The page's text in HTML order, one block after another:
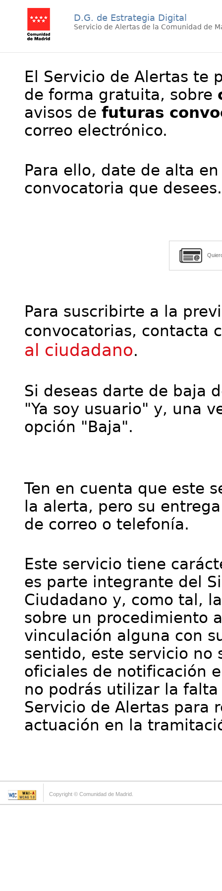
D.G. de Estrategia Digital
Servicio de Alertas de la Comunidad de
El Servicio de Alertas te
de forma gratuita, sobre
avisos de futuras
correo electrónico.
Para ello, date de alta
convocatoria que desees.
Para suscribirte a la
convocatorias, contacta
al ciudadano.
Si deseas darte de baja
"Ya soy usuario" y, una
opción "Baja".
Ten en cuenta que este
la alerta, pero su
de correo o telefonía.
Este servicio tiene
es parte integrante del
Ciudadano y, como tal,
sobre un procedimiento
vinculación alguna con
sentido, este servicio no
oficiales de notificación
no podrás utilizar la
Servicio de Alertas para
actuación en la
Copyright © Comunidad de Madrid.